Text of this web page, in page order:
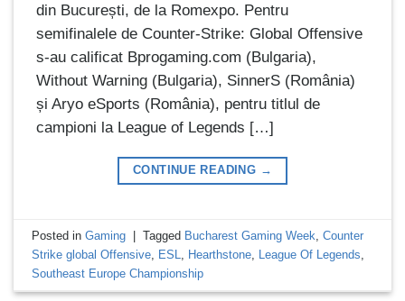
din București, de la Romexpo. Pentru
semifinalele de Counter-Strike: Global Offensive
s-au calificat Bprogaming.com (Bulgaria),
Without Warning (Bulgaria), SinnerS (România)
și Aryo eSports (România), pentru titlul de
campioni la League of Legends […]
CONTINUE READING →
Posted inGaming | Tagged Bucharest Gaming Week ,Counter
Strike global Offensive ESL Hearthstone League Of Legends
Southeast Europe Championship